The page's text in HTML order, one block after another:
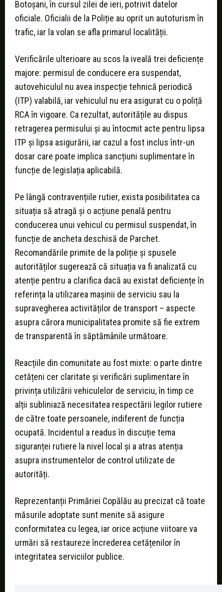
Botoșani, în cursul zilei de ieri, potrivit datelor
oficiale. Oficialii de la Poliție au oprit un autoturism în
trafic, iar la volan se afla primarul localității.
Verificările ulterioare au scos la iveală trei deficiențe
majore: permisul de conducere era suspendat,
autovehiculul nu avea inspecție tehnică periodică
(ITP) valabilă, iar vehiculul nu era asigurat cu o poliță
RCA în vigoare. Ca rezultat, autoritățile au dispus
retragerea permisului și au întocmit acte pentru lipsa
ITP și lipsa asigurării, iar cazul a fost inclus într-un
dosar care poate implica sancțiuni suplimentare în
funcție de legislația aplicabilă.
Pe lângă contravențiile rutier, exista posibilitatea ca
situația să atragă și o acțiune penală pentru
conducerea unui vehicul cu permisul suspendat, în
funcție de ancheta deschisă de Parchet.
Recomandările primite de la poliție și spusele
autorităților sugerează că situația va fi analizată cu
atenție pentru a clarifica dacă au existat deficiențe în
referința la utilizarea mașinii de serviciu sau la
supravegherea activităților de transport – aspecte
asupra cărora municipalitatea promite să fie extrem
de transparentă în săptămânile următoare.
Reacțiile din comunitate au fost mixte: o parte dintre
cetățeni cer claritate și verificări suplimentare în
privința utilizării vehiculelor de serviciu, în timp ce
alții subliniază necesitatea respectării legilor rutiere
de către toate persoanele, indiferent de funcția
ocupată. Incidentul a readus în discuție tema
siguranței rutiere la nivel local și a atras atenția
asupra instrumentelor de control utilizate de
autorități.
Reprezentanții Primăriei Copălău au precizat că toate
măsurile adoptate sunt menite să asigure
conformitatea cu legea, iar orice acțiune viitoare va
urmări să restaureze încrederea cetățenilor în
integritatea serviciilor publice.